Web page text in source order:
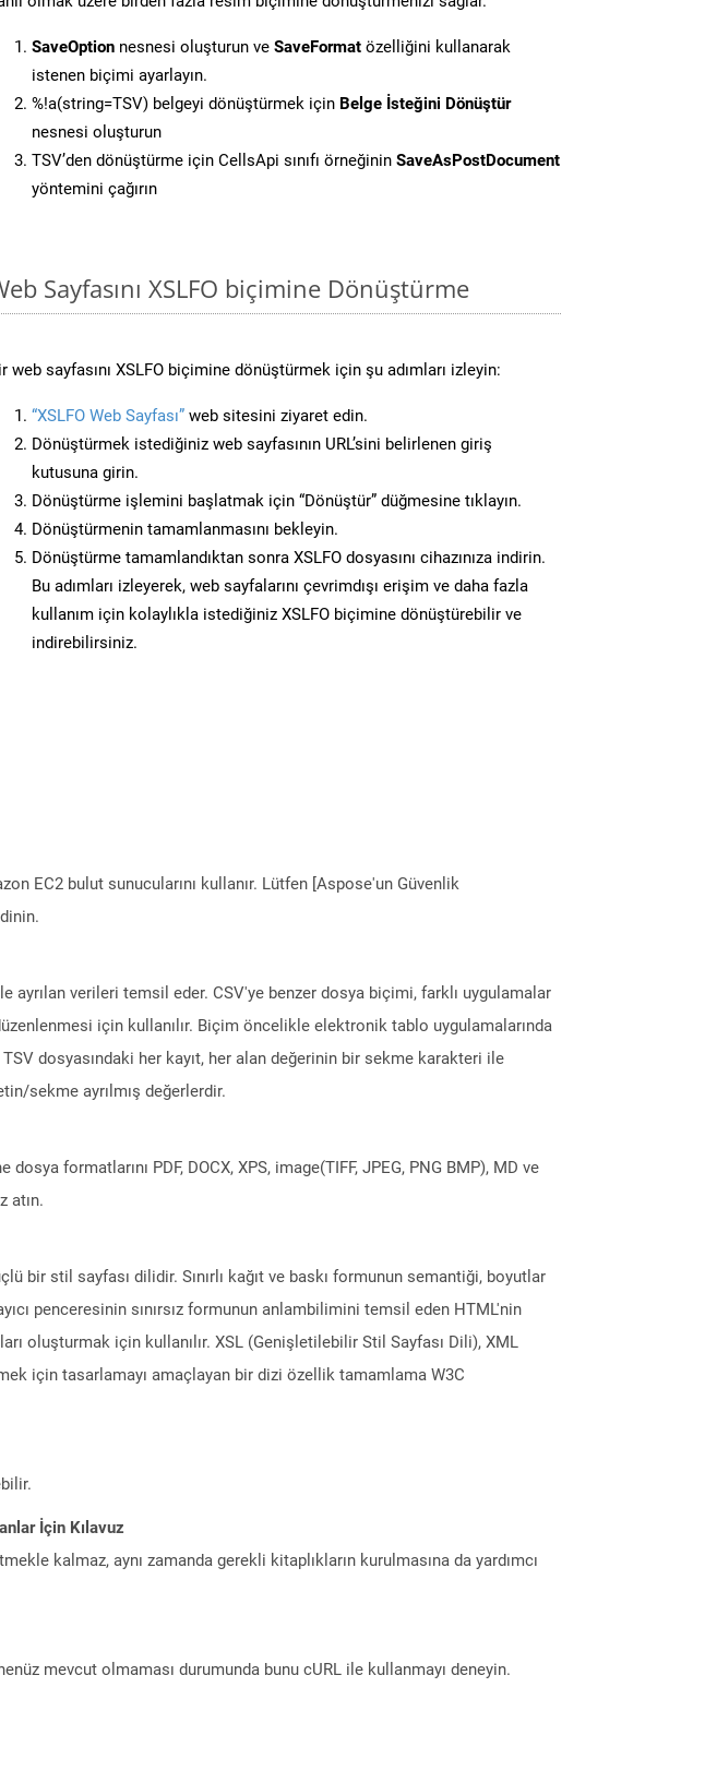
SaveOption nesnesi oluşturun ve SaveFormat özelliğini kullanarak
istenen biçimi ayarlayın.
%!a(string=TSV) belgeyi dönüştürmek için Belge İsteğini Dönüştür
nesnesi oluşturun
TSV’den dönüştürme için CellsApi sınıfı örneğinin SaveAsPostDocument
yöntemini çağırın
Sayfasını XSLFO biçimine Dönüştürme
web sayfasını XSLFO biçimine dönüştürmek için şu adımları izleyin:
“XSLFO Web Sayfası” web sitesini ziyaret edin.
Dönüştürmek istediğiniz web sayfasının URL’sini belirlenen giriş
kutusuna girin.
Dönüştürme işlemini başlatmak için “Dönüştür” düğmesine tıklayın.
Dönüştürmenin tamamlanmasını bekleyin.
Dönüştürme tamamlandıktan sonra XSLFO dosyasını cihazınıza indirin.
Bu adımları izleyerek, web sayfalarını çevrimdışı erişim ve daha fazla
kullanım için kolaylıkla istediğiniz XSLFO biçimine dönüştürebilir ve
indirebilirsiniz.
EC2 bulut sunucularını kullanır. Lütfen [Aspose'un Güvenlik
verileri temsil eder. CSV'ye benzer dosya biçimi, farklı uygulamalar
için kullanılır. Biçim öncelikle elektronik tablo uygulamalarında
dosyasındaki her kayıt, her alan değerinin bir sekme karakteri ile
sekme ayrılmış değerlerdir.
formatlarını PDF, DOCX, XPS, image(TIFF, JPEG, PNG BMP), MD ve
atın.
bir stil sayfası dilidir. Sınırlı kağıt ve baskı formunun semantiği, boyutlar
penceresinin sınırsız formunun anlambilimini temsil eden HTML'nin
oluşturmak için kullanılır. XSL (Genişletilebilir Stil Sayfası Dili), XML
için tasarlamayı amaçlayan bir dizi özellik tamamlama W3C
İçin Kılavuz
kalmaz, aynı zamanda gerekli kitaplıkların kurulmasına da yardımcı
mevcut olmaması durumunda bunu cURL ile kullanmayı deneyin.